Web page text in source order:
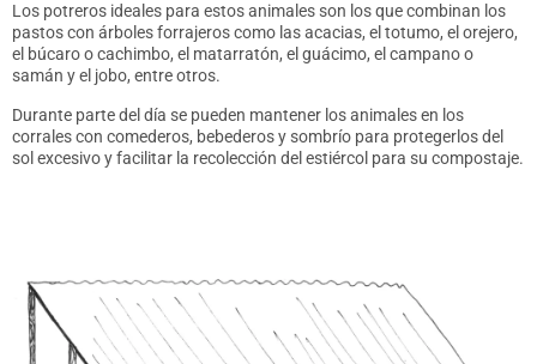
Los potreros ideales para estos animales son los que combinan los
pastos con árboles forrajeros como las acacias, el totumo, el orejero,
el búcaro o cachimbo, el matarratón, el guácimo, el campano o
samán y el jobo, entre otros.
Durante parte del día se pueden mantener los animales en los
corrales con comederos, bebederos y sombrío para protegerlos del
sol excesivo y facilitar la recolección del estiércol para su compostaje.